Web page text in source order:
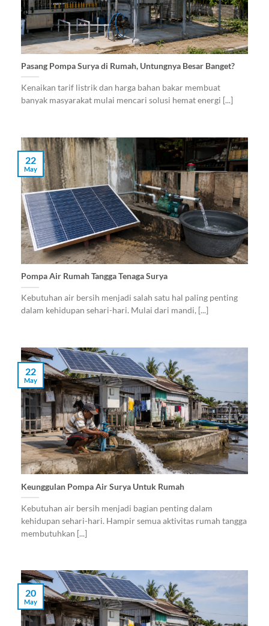
Pasang Pompa Surya di Rumah, Untungnya Besar Banget?
Kenaikan tarif listrik dan harga bahan bakar membuat
banyak masyarakat mulai mencari solusi hemat energi [...]
Pompa Air Rumah Tangga Tenaga Surya
Kebutuhan air bersih menjadi salah satu hal paling penting
dalam kehidupan sehari-hari. Mulai dari mandi, [...]
22
May
Keunggulan Pompa Air Surya Untuk Rumah
Kebutuhan air bersih menjadi bagian penting dalam
kehidupan sehari-hari. Hampir semua aktivitas rumah tangga
membutuhkan [...]
22
May
20
May